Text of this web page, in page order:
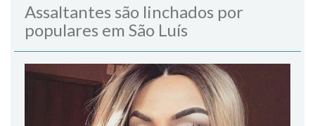
Assaltantes são linchados por
populares em São Luís